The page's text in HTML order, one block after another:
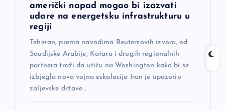
američki napad mogao bi izazvati
udare na energetsku infrastrukturu u
regiji
Teheran, prema navodima Reutersovih izvora, od
Saudijske Arabije, Katara i drugih regionalnih
partnera traži da utiču na Washington kako bi se
izbjegla nova vojna eskalacija Iran je upozorio
zaljevske države…